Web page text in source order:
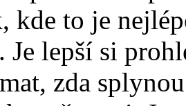
kde to je
Je lepší si
zda